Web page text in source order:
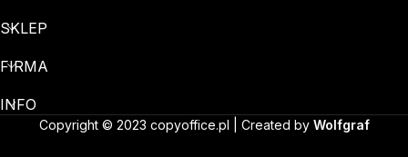
SKLEP
FIRMA
INFO
Copyright © 2023 copyoffice.pl | Created by Wolfgraf